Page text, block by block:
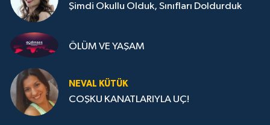
Şimdi Okullu Olduk, Sınıfları Doldurduk
ÖLÜM VE YAŞAM
NEVAL KÜTÜK
COŞKU KANATLARIYLA UÇ!